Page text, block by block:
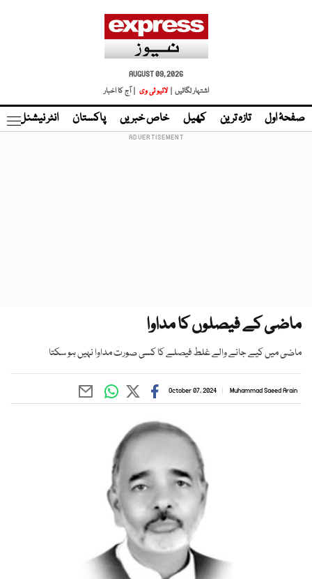
AUGUST 09, 2026
اشتہار لگائیں |
لائیو ٹی وی | آج کا اخبار
صفحۂ اول تازہ ترین کھیل خاص خبریں پاکستان انٹر نیشنل
ماضی کے فیصلوں کا مداوا
ماضی میں کیے جانے والے غلط فیصلے کا کسی صورت مداوا نہیں ہو سکتا
Muhammad Saeed Arain
October 07, 2024